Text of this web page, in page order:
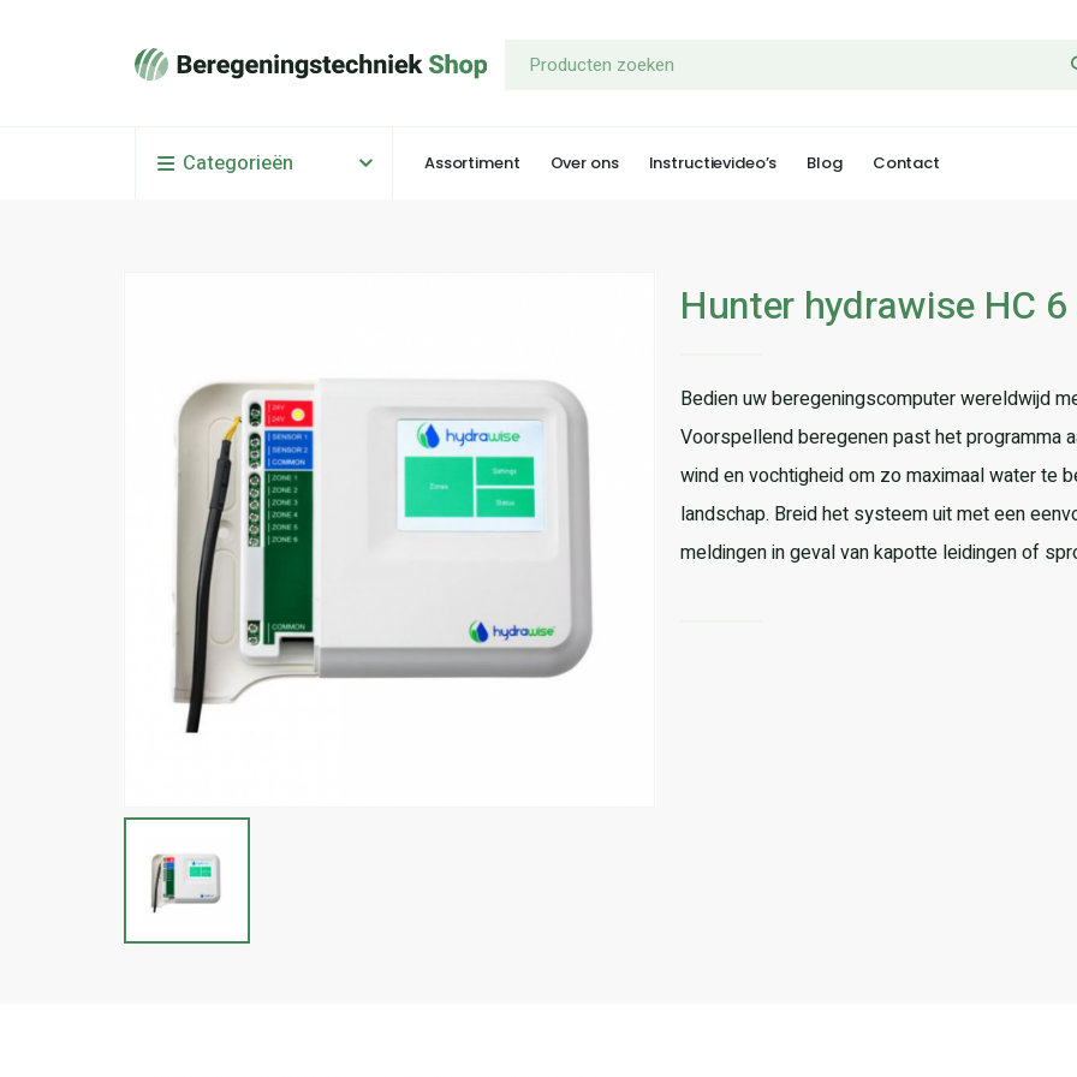
Categorieën Assortiment Over ons Instructievideo’s Blog Contact
Hunter hydrawise HC
Bedien uw beregeningscomputer wereldwijd
Voorspellend beregenen past het programma
wind en vochtigheid om zo maximaal water te
landschap. Breid het systeem uit met een
meldingen in geval van kapotte leidingen of